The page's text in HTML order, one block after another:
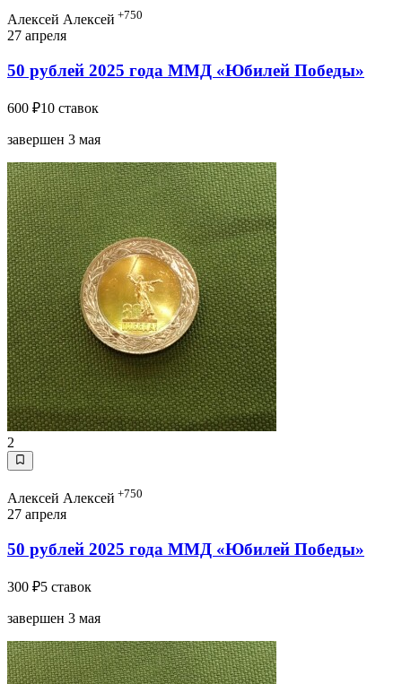
Алексей Алексей +750
27 апреля
50 рублей 2025 года ММД «Юбилей Победы»
600 ₽10 ставок
завершен 3 мая
2
Алексей Алексей +750
27 апреля
50 рублей 2025 года ММД «Юбилей Победы»
300 ₽5 ставок
завершен 3 мая